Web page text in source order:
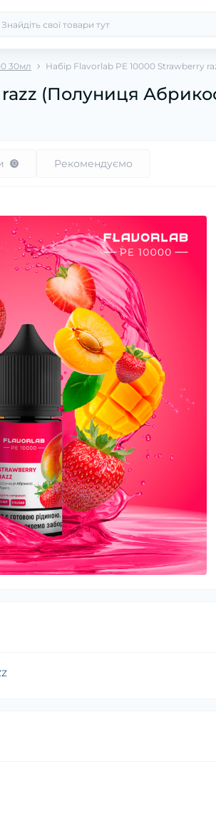
30мл Набір Flavorlab PE 10000 Strawberry
(Полуниця
0 Рекомендуємо